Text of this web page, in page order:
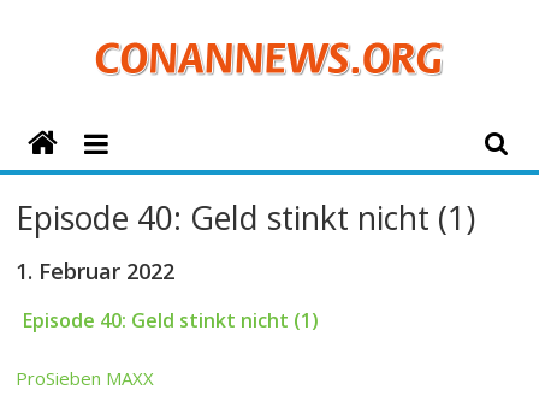
ConanNews.org
Conan
Episode 40: Geld stinkt nicht (1)
1. Februar 2022
Episode 40: Geld stinkt nicht (1)
ProSieben MAXX